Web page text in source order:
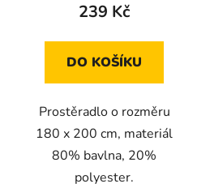
239 Kč
DO KOŠÍKU
Prostěradlo o rozměru
180 x 200 cm, materiál
80% bavlna, 20%
polyester.